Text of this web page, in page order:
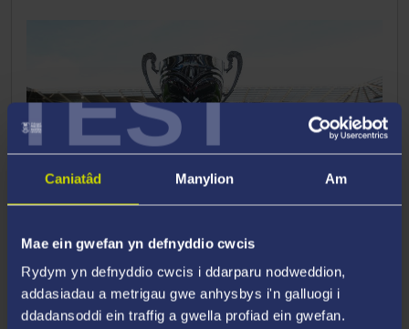
TEST
Caniatâd Manylion Am
Mae ein gwefan yn defnyddio cwcis
Rydym yn defnyddio cwcis i ddarparu nodweddion,
addasiadau a metrigau gwe anhysbys i'n galluogi i
ddadansoddi ein traffig a gwella profiad ein gwefan.
11 Rhagfyr 2019
Varsity Cymru 2020 yn dychwelyd i Abertawe
Bydd y Varsity Cymru yn dychwelyd i Abertawe y flwyddyn